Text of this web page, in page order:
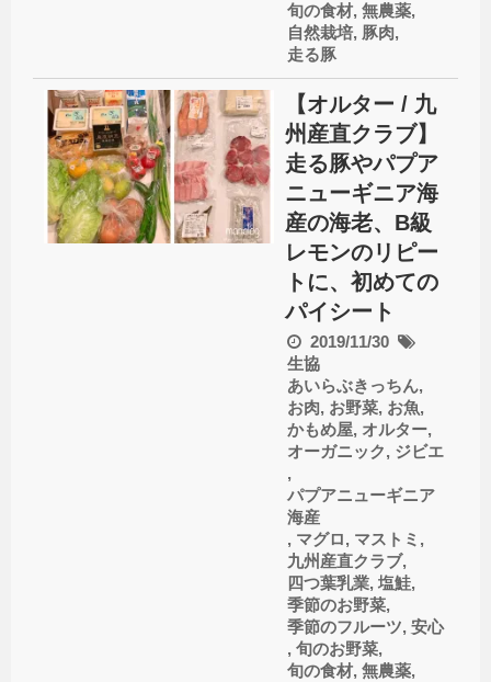
旬の食材, 無農薬,
自然栽培, 豚肉,
走る豚
【オルター / 九
州産直クラブ】
走る豚やパプア
ニューギニア海
産の海老、B級
レモンのリピー
トに、初めての
パイシート
2019/11/30
生協
あいらぶきっちん,
お肉, お野菜, お魚,
かもめ屋, オルター,
オーガニック, ジビエ
,
パプアニューギニア
海産
, マグロ, マストミ ,
九州産直クラブ,
四つ葉乳業, 塩鮭,
季節のお野菜,
季節のフルーツ, 安心
, 旬のお野菜,
旬の食材, 無農薬,